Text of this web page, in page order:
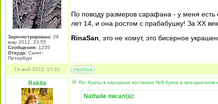
Зарегистрирован: 29
мар 2012, 23:55
Сообщения: 1235
Откуда: Санкт-
Петербург
По поводу размеров сарафана - у меня
лет 14, и она ростом с прабабушку! За XX
RinaSan , это не хомут, это бисерное
14 май 2012, 15:33
Rakita Re: Куклы в народных костюмах №9 Кукла в праздничном
Nathalie писал(а):